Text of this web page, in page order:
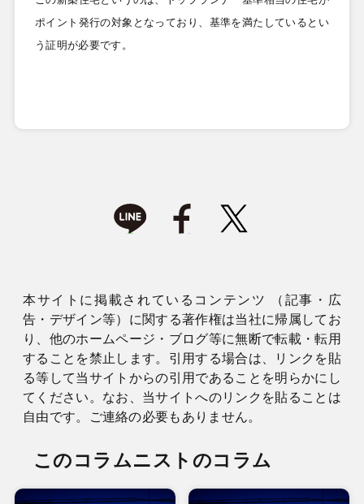
ポイント発行の対象となっており、基準を満たしているとい
う証明が必要です。
本サイトに掲載されているコンテンツ （記事・広
告・デザイン等）に関する著作権は当社に帰属してお
り、他のホームページ・ブログ等に無断で転載・転用
することを禁止します。引用する場合は、リンクを貼
る等して当サイトからの引用であることを明らかにし
てください。なお、当サイトへのリンクを貼ることは
自由です。ご連絡の必要もありません。
このコラムニストのコラム